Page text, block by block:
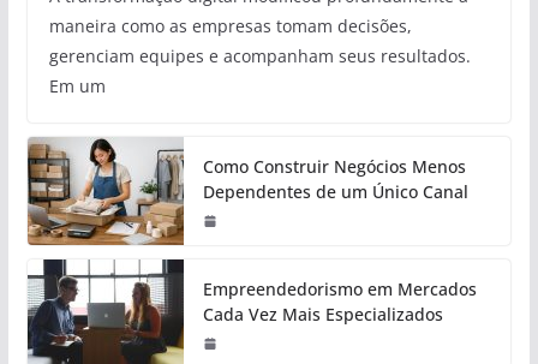
maneira como as empresas tomam decisões,
gerenciam equipes e acompanham seus resultados.
Em um
Como Construir Negócios Menos
Dependentes de um Único Canal
Empreendedorismo em Mercados
Cada Vez Mais Especializados